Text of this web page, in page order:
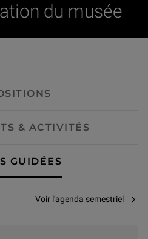
du musée
& ACTIVITÉS
GUIDÉES
Voir l'agenda semestriel